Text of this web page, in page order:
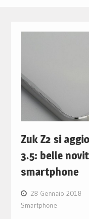
Zuk Z2 si
3.5: belle
smartphone
28 Gennaio 2018
Smartphone